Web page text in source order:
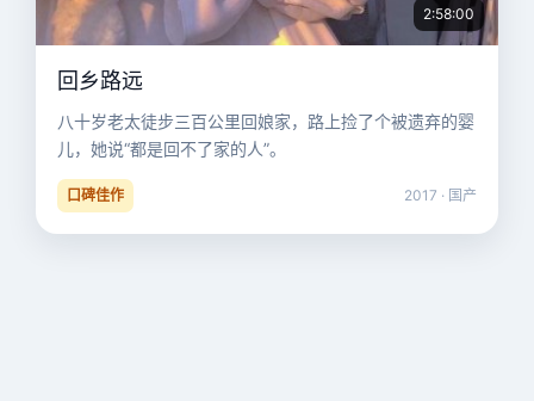
2:58:00
回乡路远
八十岁老太徒步三百公里回娘家，路上捡了个被遗弃的婴
儿，她说“都是回不了家的人”。
口碑佳作 2017 · 国产